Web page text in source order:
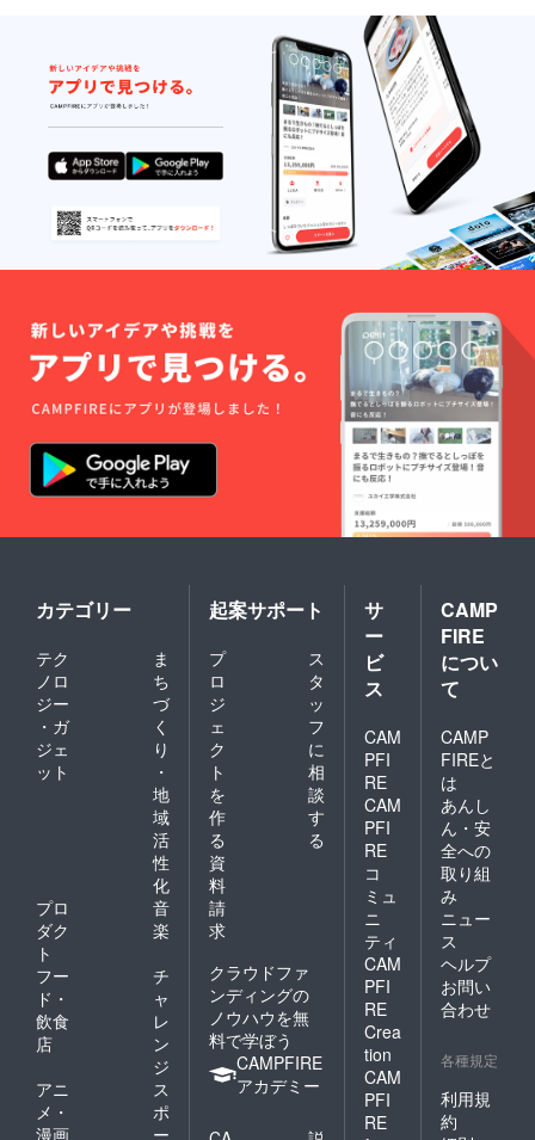
ばれた
パトロ
ンの方
に直接
ご案内
します
ね）
山手線
西日暮
里駅、
もしく
は千代
田線 千
駄木駅
歩いて
８分ほ
どで
す。
※も
11日に
来るの
が難し
くなっ
には、
むかも
しくは
それと
おんな
じくら
い嬉し
を一緒
に相談
できた
らあり
がたい
です。
催しま
すので
ご期待
くださ
い！
※流
し処 市
子路
は、東
京都文
京区千
駄木３
丁目に
ありま
や行き
方など
はこち
らを選
ばれた
パトロ
ンの方
に直接
ご案内
します
山手線
もしく
は千代
田線 千
駄木駅
からそ
れぞれ
歩いて
どで
す。
※も
し11月
12日に
来るの
が難し
くなっ
た場合
には、
追加日
程を組
むかも
しくは
それと
じくら
い代打
を一緒
す。 真
菰茶と
【真菰
練り込
みごぱ
ん】を
使った
真菰
バー
ガーの
ランチ
をご用
意しま
上がっ
たしめ
縄に、
松ぼっ
くりな
どを飾
りつけ
れば、
ク
ンテリ
中飾っ
ても素
敵です
よ。）
ひと昔
前まで
生活の
あった
手仕
事、藁
綯い。
昔から
人々が
平和へ
の祈り
と願い
を込め
綯い上
げてき
た注連
飾り。
令和は
じめて
月を手
真菰の
注連飾
稲穂を
ご用意
しま
す。 形
は関東
でメ
ジャー
な丸型
と関西
でよく
見かけ
るメガ
ネ型の
どちら
きな方
を選ん
でいた
だき
作って
いきま
す。 真
菰茶と
【真菰
みごぱ
ん】を
使った
バー
ガーの
ランチ
をご用
意しま
すね。
（綯い
たしめ
縄に、
松ぼっ
くりな
どを飾
りつけ
れば、
ク
リスマ
スやイ
ンテリ
アとし
て一年
中飾っ
ても素
敵です
ひと昔
生活の
一部で
あった
カテゴリー
テク
ノロ
ジー
・ガ
ジェ
ット
ま
ち
づ
く
り
・
地
域
活
性
化
プロ
ダク
ト
音
楽
フー
ド・
飲食
店
チ
ャ
レ
ン
ジ
アニ
メ・
漫画
ス
ポ
ー
起案サポート
プ
ロ
ジ
ェ
ク
ト
を
作
る
ス
タ
ッ
フ
に
相
談
す
る
資
料
請
求
クラウドファ
ンディングの
ノウハウを無
料で学ぼう
CAMPFIRE
アカデミー
サ
ー
ビ
ス
CAM
PFI
RE
CAM
PFI
RE
コ
ミュ
ニ
ティ
CAM
PFI
RE
Crea
tion
CAM
PFI
RE
CAMP
FIRE
につい
て
CAMP
FIREと
は
あんし
ん・安
全への
取り組
み
ニュー
ス
ヘルプ
お問い
合わせ
各種規定
利用規
約